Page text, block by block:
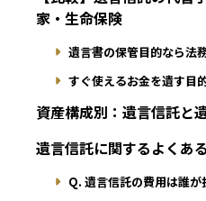
家・生命保険
遺言書の保管目的なら法
すぐ使えるお金を遺す目
資産構成別：遺言信託と
遺言信託に関するよくあ
Q. 遺言信託の費用は誰が